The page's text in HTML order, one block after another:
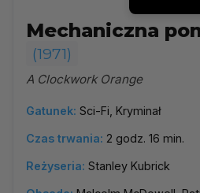
Mechaniczna
(1971)
A Clockwork Orange
Gatunek: Sci-Fi, Kryminał
Czas trwania: 2 godz. 16 min.
Reżyseria: Stanley Kubrick